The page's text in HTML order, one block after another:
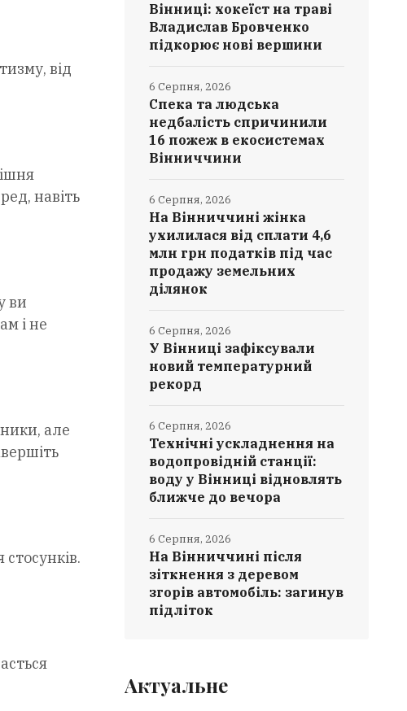
від
навіть
ви
і не
але
Вінниці: хокеїст на траві
Владислав Бровченко
підкорює нові вершини
Спека та людська
недбалість спричинили
16 пожеж в екосистемах
Вінниччини
6 Серпня, 2026
На Вінниччині жінка
ухилилася від сплати 4,6
млн грн податків під час
продажу земельних
ділянок
6 Серпня, 2026
У Вінниці зафіксували
новий температурний
рекорд
6 Серпня, 2026
Технічні ускладнення на
водопровідній станції:
воду у Вінниці відновлять
ближче до вечора
6 Серпня, 2026
На Вінниччині після
зіткнення з деревом
згорів автомобіль: загинув
підліток
6 Серпня, 2026
Актуальне